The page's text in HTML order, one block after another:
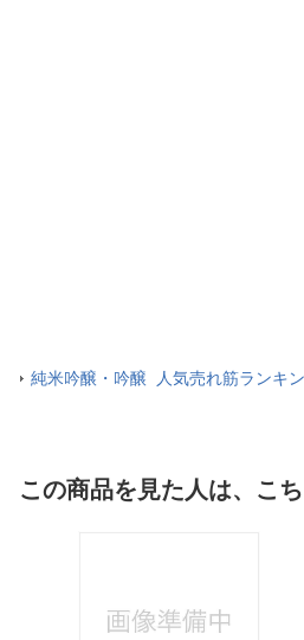
純米吟醸・吟醸 人気売れ筋ランキ
この商品を見た人は、こ